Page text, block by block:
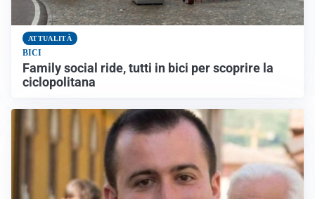
ATTUALITÀ
BICI
Family social ride, tutti in bici per scoprire la
ciclopolitana